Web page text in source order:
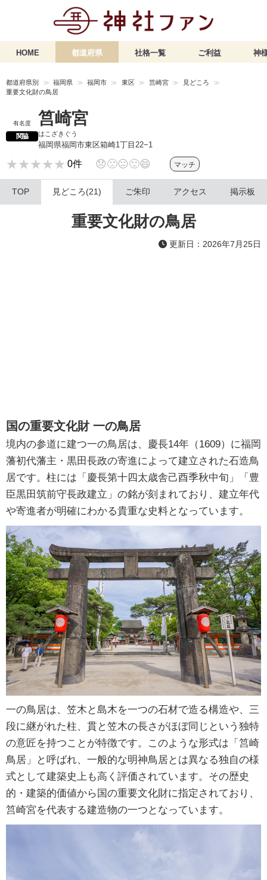
HOME 都道府県 社格一覧 ご利益 神
都道府県別 福岡県 福岡市 東区 筥崎宮
見どころ
重要文化財の鳥居
有名度
関脇
筥崎宮
はこざきぐう
福岡県福岡市東区箱崎1丁目22−1
★★★★★
★★★★★ 0件 😞🙁😐🙂😄 マッチ
TOP 見どころ(21) ご朱印 アクセス 掲示板
重要文化財の鳥居
更新日：2026年7月25日
国の重要文化財 一の鳥居
境内の参道に建つ一の鳥居は、慶長14年（1609）に福岡
藩初代藩主・黒田長政の寄進によって建立された石造鳥
居です。柱には「慶長第十四太歳舎己酉季秋中旬」「豊
臣黒田筑前守長政建立」の銘が刻まれており、建立年代
や寄進者が明確にわかる貴重な史料となっています。
一の鳥居は、笠木と島木を一つの石材で造る構造や、三
段に継がれた柱、貫と笠木の長さがほぼ同じという独特
の意匠を持つことが特徴です。このような形式は「筥崎
鳥居」と呼ばれ、一般的な明神鳥居とは異なる独自の様
式として建築史上も高く評価されています。その歴史
的・建築的価値から国の重要文化財に指定されており、
筥崎宮を代表する建造物の一つとなっています。